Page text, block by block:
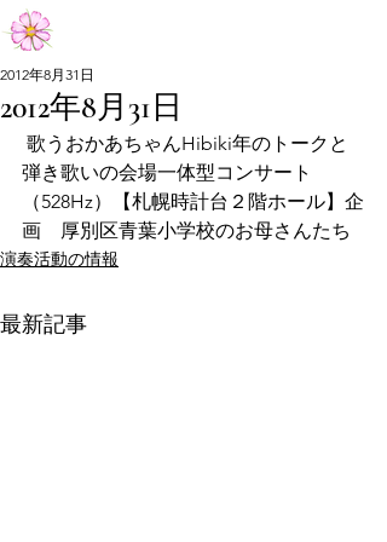
Aiko Matsumoto Official Site
2012年8月31日
2012年8月31日
弾き歌いの会場一体型コンサート
（528Hz）【札幌時計台２階ホール】企
画　厚別区青葉小学校のお母さんたち
演奏活動の情報
最新記事